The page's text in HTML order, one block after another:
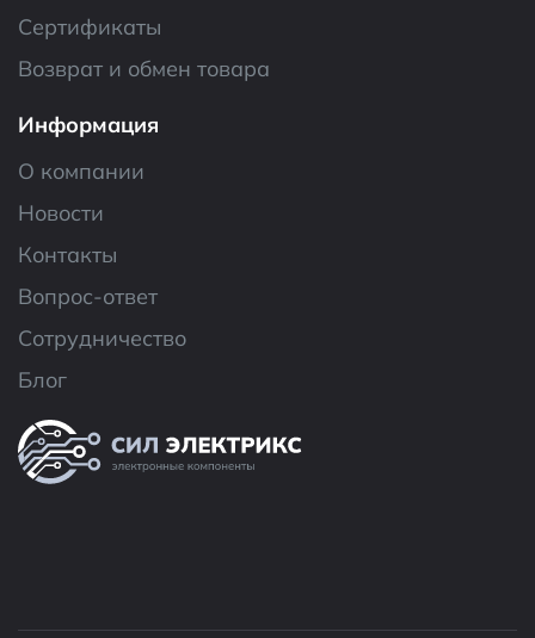
Сертификаты
Возврат и обмен товара
Информация
О компании
Новости
Контакты
Вопрос-ответ
Сотрудничество
Блог